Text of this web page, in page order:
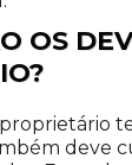
OS
deve